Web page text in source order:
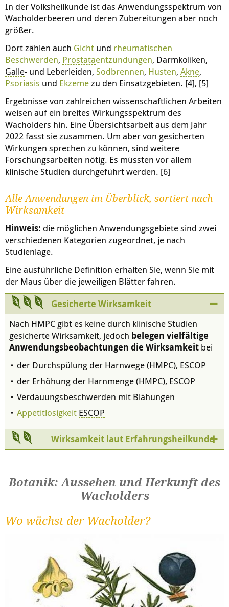
In der Volksheilkunde ist das Anwendungsspektrum von
Wacholderbeeren und deren Zubereitungen aber noch
größer.
Dort zählen auch Gicht und rheumatischen
Beschwerden, Prostataentzündungen, Darmkoliken,
Galle- und Leberleiden, Sodbrennen, Husten, Akne,
Psoriasis und Ekzemezu den Einsatzgebieten. [4], [5]
Ergebnisse von zahlreichen wissenschaftlichen Arbeiten
weisen auf ein breites Wirkungsspektrum des
Wacholders hin. Eine Übersichtsarbeit aus dem Jahr
2022 fasst sie zusammen. Um aber von gesicherten
Wirkungen sprechen zu können, sind weitere
Forschungsarbeiten nötig. Es müssten vor allem
klinische Studien durchgeführt werden. [6]
Alle Anwendungen im Überblick, sortiert nach
Wirksamkeit
Hinweis: die möglichen Anwendungsgebiete sind zwei
verschiedenen Kategorien zugeordnet, je nach
Studienlage.
Eine ausführliche Definition erhalten Sie, wenn Sie mit
der Maus über die jeweiligen Blätter fahren.
Gesicherte Wirksamkeit
Nach HMPC gibt es keine durch klinische Studien
gesicherte Wirksamkeit, jedoch belegen vielfältige
Anwendungsbeobachtungen die Wirksamkeit bei
der Durchspülung der Harnwege (HMPC), ESCOP
der Erhöhung der Harnmenge (HMPC), ESCOP
Verdauungsbeschwerden mit Blähungen
Appetitlosigkeit ESCOP
Wirksamkeit laut Erfahrungsheilkunde
Botanik: Aussehen und Herkunft des
Wacholders
Wo wächst der Wacholder?